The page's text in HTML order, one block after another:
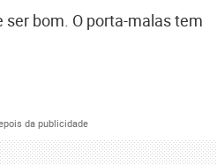
bom. O porta-malas tem
da publicidade